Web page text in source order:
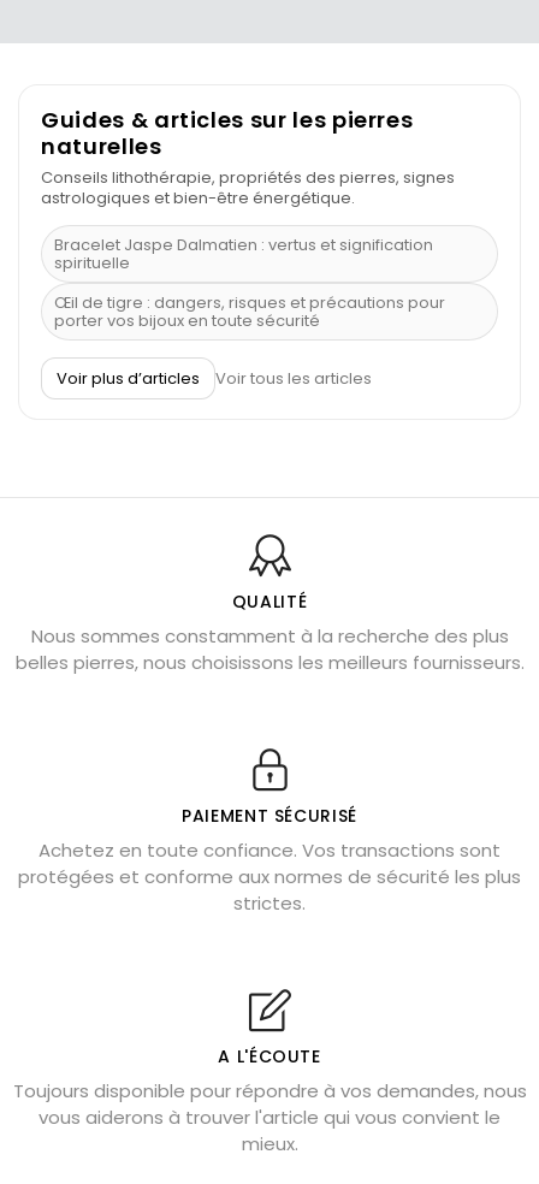
Guides & articles sur les pierres
naturelles
Conseils lithothérapie, propriétés des pierres, signes
astrologiques et bien-être énergétique.
Bracelet Jaspe Dalmatien : vertus et signification
spirituelle
Œil de tigre : dangers, risques et précautions pour
porter vos bijoux en toute sécurité
À quel poignet porter un bracelet de pierre
Découvrez le scorpion et ses pierres
Bienfaits de la sélénite – pierre des anges
L’améthyste est-elle faite pour moi ?
Chrysocolle : pierre apaisante
Obsidienne dorée : vertus et signification
Véritable citrine naturelle non chauffée
Où placer la citrine dans la maison
Cornaline : propriétés magiques
Capricorne : quelles pierres choisir
Shungite : purification et protection
Bagues en labradorite argent 925
Lapis lazuli : propriétés et précautions
Citrine : propriétés magiques
Voir plus d’articles Voir tous les articles
QUALITÉ
Nous sommes constamment à la recherche des plus
belles pierres, nous choisissons les meilleurs fournisseurs.
PAIEMENT SÉCURISÉ
Achetez en toute confiance. Vos transactions sont
protégées et conforme aux normes de sécurité les plus
strictes.
A L'ÉCOUTE
Toujours disponible pour répondre à vos demandes, nous
vous aiderons à trouver l'article qui vous convient le
mieux.